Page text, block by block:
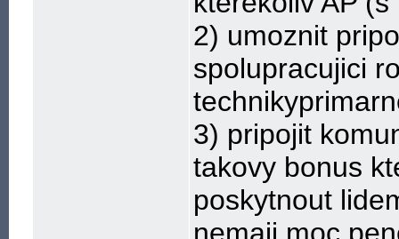
2) umoznit
spolupracujici
3) pripojit
takovy bonus
poskytnout